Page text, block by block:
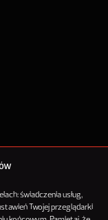
świadczenia usług,
Twojej przeglądarki